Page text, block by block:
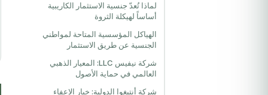
لماذا تُعدّ جنسية الاستثمار الكاريبية
أساساً لهيكلة الثروة
الهياكل المؤسسية المتاحة لمواطني
الجنسية عن طريق الاستثمار
شركة نيفيس LLC: المعيار الذهبي
العالمي في حماية الأصول
شركة أنتيغوا الدولية: خيار الإعفاء